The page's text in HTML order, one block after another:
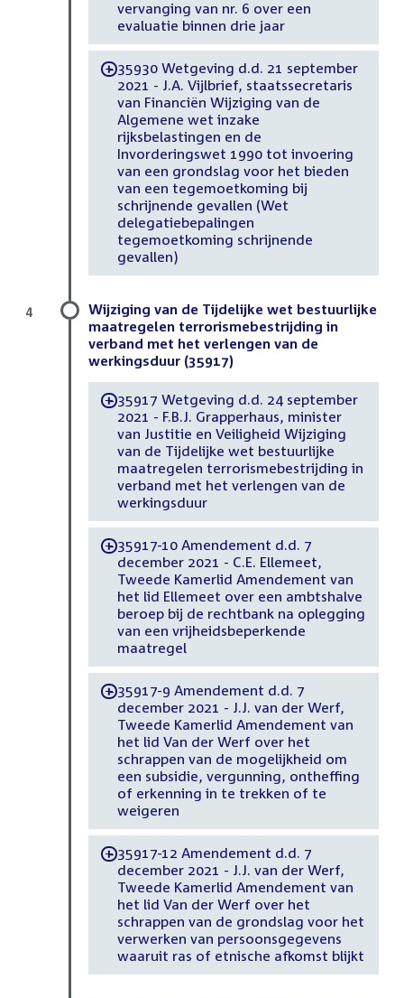
vervanging van nr. 6 over een
evaluatie binnen drie jaar
-35930 Wetgeving d.d. 21 september
2021 - J.A. Vijlbrief, staatssecretaris
van Financiën Wijziging van de
Algemene wet inzake
rijksbelastingen en de
Invorderingswet 1990 tot invoering
van een grondslag voor het bieden
van een tegemoetkoming bij
schrijnende gevallen (Wet
delegatiebepalingen
tegemoetkoming schrijnende
gevallen)
Wijziging van de Tijdelijke wet bestuurlijke
maatregelen terrorismebestrijding in
verband met het verlengen van de
werkingsduur (35917)
-35917 Wetgeving d.d. 24 september
2021 - F.B.J. Grapperhaus, minister
van Justitie en Veiligheid Wijziging
van de Tijdelijke wet bestuurlijke
maatregelen terrorismebestrijding in
verband met het verlengen van de
werkingsduur
-35917-10 Amendement d.d. 7
december 2021 - C.E. Ellemeet,
Tweede Kamerlid Amendement van
het lid Ellemeet over een ambtshalve
beroep bij de rechtbank na oplegging
van een vrijheidsbeperkende
maatregel
-35917-9 Amendement d.d. 7
december 2021 - J.J. van der Werf,
Tweede Kamerlid Amendement van
het lid Van der Werf over het
schrappen van de mogelijkheid om
een subsidie, vergunning, ontheffing
of erkenning in te trekken of te
weigeren
-35917-12 Amendement d.d. 7
december 2021 - J.J. van der Werf,
Tweede Kamerlid Amendement van
het lid Van der Werf over het
schrappen van de grondslag voor het
verwerken van persoonsgegevens
waaruit ras of etnische afkomst blijkt
4